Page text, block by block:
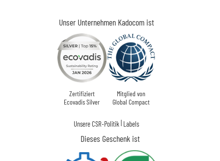
Unser Unternehmen Kadocom ist
Zertifiziert
Ecovadis Silver
Mitglied von
Global Compact
Unsere CSR-Politik | Labels
Dieses Geschenk ist